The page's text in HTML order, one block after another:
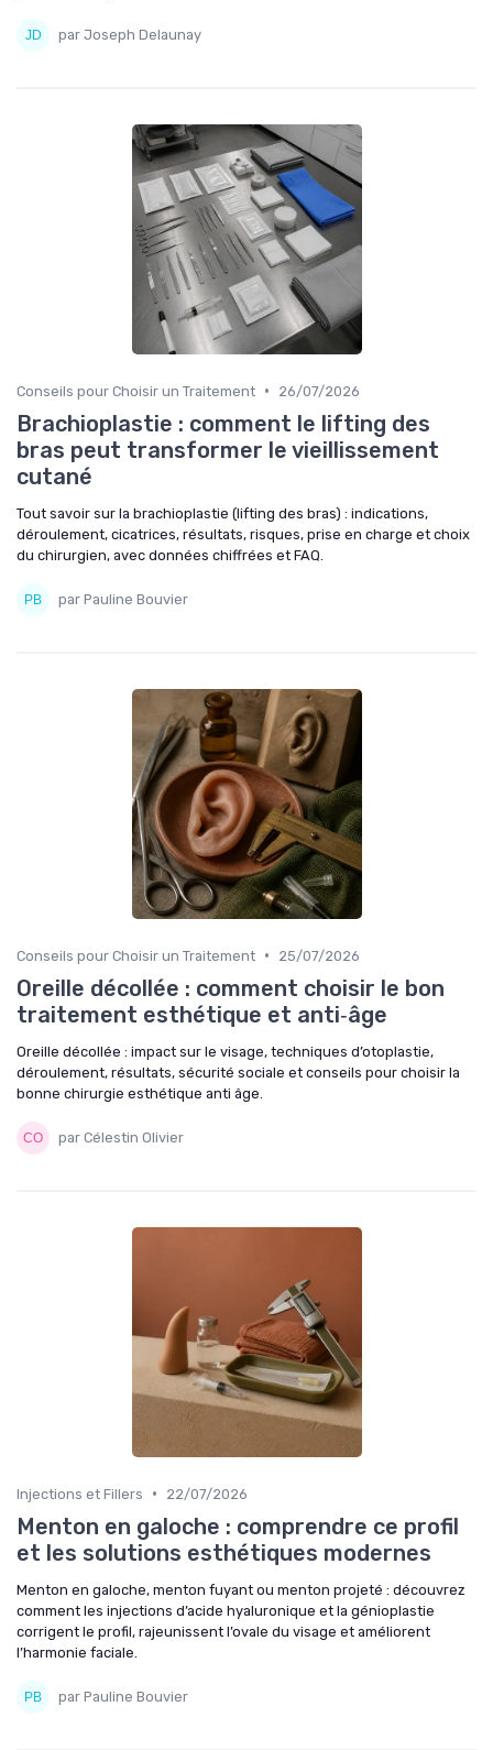
par Joseph Delaunay
Conseils pour Choisir un Traitement • 26/07/2026
Brachioplastie : comment le lifting des
bras peut transformer le vieillissement
cutané
Tout savoir sur la brachioplastie (lifting des bras) : indications,
déroulement, cicatrices, résultats, risques, prise en charge et choix
du chirurgien, avec données chiffrées et FAQ.
par Pauline Bouvier
Conseils pour Choisir un Traitement • 25/07/2026
Oreille décollée : comment choisir le bon
traitement esthétique et anti‑âge
Oreille décollée : impact sur le visage, techniques d’otoplastie,
déroulement, résultats, sécurité sociale et conseils pour choisir la
bonne chirurgie esthétique anti âge.
par Célestin Olivier
Injections et Fillers • 22/07/2026
Menton en galoche : comprendre ce profil
et les solutions esthétiques modernes
Menton en galoche, menton fuyant ou menton projeté : découvrez
comment les injections d’acide hyaluronique et la génioplastie
corrigent le profil, rajeunissent l’ovale du visage et améliorent
l’harmonie faciale.
par Pauline Bouvier